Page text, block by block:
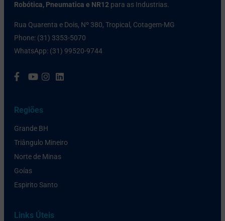
Robótica, Pneumatica e NR12 para as Industrias.
Rua Quarenta e Dois, Nº 380, Tropical, Cotagem-MG
Phone: (31) 3353-5070
WhatsApp: (31) 99520-9744
Regiões
Grande BH
Triângulo Mineiro
Norte de Minas
Goías
Espirito Santo
Links Úteis